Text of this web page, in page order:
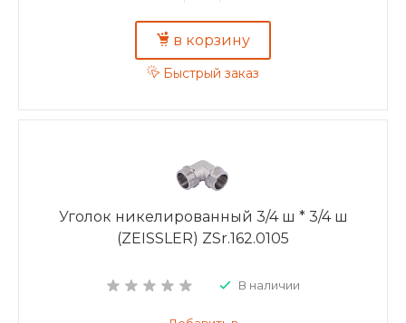
в корзину
Быстрый заказ
Уголок никелированный 3/4 ш * 3/4 ш
(ZEISSLER) ZSr.162.0105
В наличии